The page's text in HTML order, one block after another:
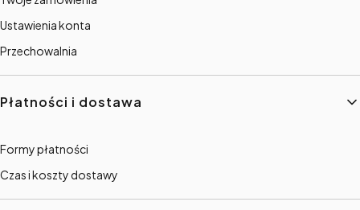
Ustawienia konta
Przechowalnia
Płatności i dostawa
Formy płatności
Czas i koszty dostawy